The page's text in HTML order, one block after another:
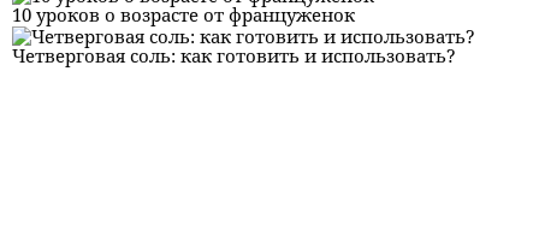
10 уроков о возрасте от француженок
Четверговая соль: как готовить и использовать?